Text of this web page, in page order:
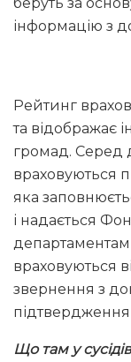
інформацію з
Рейтинг
та відображає
громад. Серед
враховуються
яка
і надається
враховуються
звернення з
Що там у